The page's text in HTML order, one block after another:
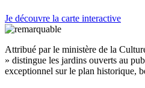
Je découvre la carte interactive
Attribué par le ministère de la
» distingue les jardins ouverts au
exceptionnel sur le plan historique,